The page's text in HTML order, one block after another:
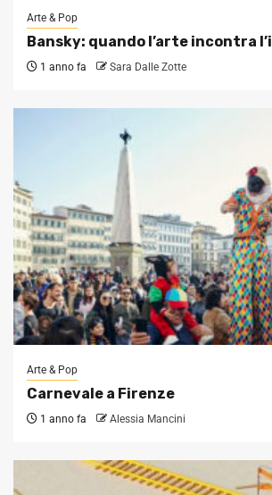
Arte & Pop
Bansky: quando l’arte incontra
1 anno fa Sara Dalle Zotte
Arte & Pop
Carnevale a Firenze
1 anno fa Alessia Mancini